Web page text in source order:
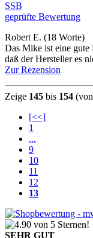
SSB
geprüfte Bewertung
Robert E. (18 Worte)
Das Mike ist eine gute
daß der Hersteller es
Zur Rezension
Zeige 145 bis 154
[<<]
1
...
9
10
11
12
13
SEHR GUT